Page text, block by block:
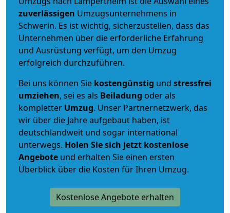
zuverlässigen Umzugsunternehmens in
Schwerin. Es ist wichtig, sicherzustellen, dass das
Unternehmen über die erforderliche Erfahrung
und Ausrüstung verfügt, um den Umzug
erfolgreich durchzuführen.
Bei uns können Sie kostengünstig und stressfrei
umziehen, sei es als Beiladung oder als
kompletter Umzug. Unser Partnernetzwerk, das
wir über die Jahre aufgebaut haben, ist
deutschlandweit und sogar international
unterwegs. Holen Sie sich jetzt kostenlose
Angebote und erhalten Sie einen ersten
Überblick über die Kosten für Ihren Umzug.
Kostenlose Angebote erhalten